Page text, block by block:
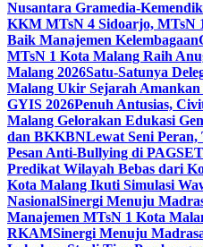
Nusantara Gramedia-
KKM MTsN 4 Sidoarjo, MTsN
Baik Manajemen Kelembagaan
MTsN 1 Kota Malang Raih
Malang 2026Satu-Satunya
Malang Ukir Sejarah Amankan
GYIS 2026Penuh Antusias,
Malang Gelorakan Edukasi
dan BKKBNLewat Seni Peran,
Pesan Anti-Bullying di
Predikat Wilayah Bebas dari
Kota Malang Ikuti Simulasi
NasionalSinergi Menuju
Manajemen MTsN 1 Kota
RKAMSinergi Menuju